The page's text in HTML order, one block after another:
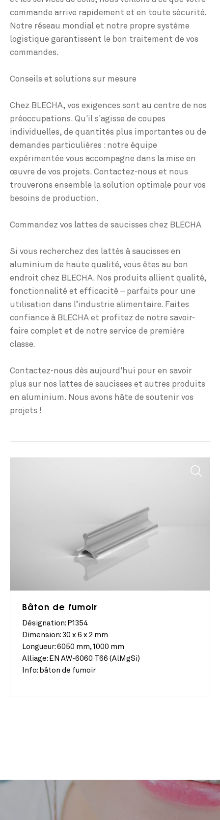
commande arrive rapidement et en toute sécurité.
Notre réseau mondial et notre propre système
logistique garantissent le bon traitement de vos
commandes.
Conseils et solutions sur mesure
Chez BLECHA, vos exigences sont au centre de nos
préoccupations. Qu'il s'agisse de coupes
individuelles, de quantités plus importantes ou de
demandes particulières : notre équipe
expérimentée vous accompagne dans la mise en
œuvre de vos projets. Contactez-nous et nous
trouverons ensemble la solution optimale pour vos
besoins de production.
Commandez vos lattes de saucisses chez BLECHA
Si vous recherchez des lattés à saucisses en
aluminium de haute qualité, vous êtes au bon
endroit chez BLECHA. Nos produits allient qualité,
fonctionnalité et efficacité – parfaits pour une
utilisation dans l’industrie alimentaire. Faites
confiance à BLECHA et profitez de notre savoir-
faire complet et de notre service de première
classe.
Contactez-nous dès aujourd'hui pour en savoir
plus sur nos lattes de saucisses et autres produits
en aluminium. Nous avons hâte de soutenir vos
projets !
Bâton de fumoir
Désignation: P1354
Dimension: 30 x 6 x 2 mm
Longueur: 6050 mm, 1000 mm
Alliage: EN AW-6060 T66 (AlMgSi)
Info: bâton de fumoir